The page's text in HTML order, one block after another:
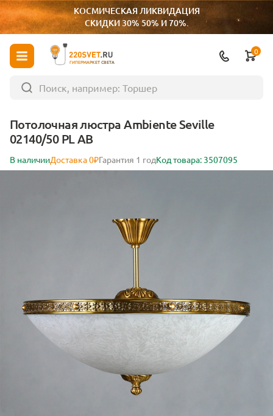
КОСМИЧЕСКАЯ ЛИКВИДАЦИЯ
СКИДКИ 30% 50% И 70%.
ГИПЕРМАРКЕТ СВЕТА
0
Потолочная люстра Ambiente Seville
02140/50 PL AB
В наличииДоставка 0₽Гарантия 1 годКод товара: 3507095